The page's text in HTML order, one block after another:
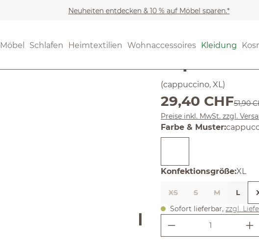
Neuheiten entdecken & 10 % auf Möbel sparen.*
Möbel Schlafen Heimtextilien Wohnaccessoires Kleidung
(4.71) 7
(cappuccino, XL)
Verkaufspreis:
29,40 CHF51,90
Preise inkl. MwSt. zzgl.
Farbe & Muster:
Konfektionsgröße:XL
XS S M L
Sofort lieferbar, zzgl.
Produkt